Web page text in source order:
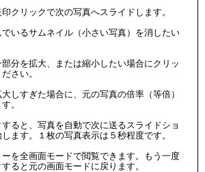
クリックで次の写真へスライドします。
いるサムネイル（小さい写真）を消したい
分を拡大、または縮小したい場合にクリッ
さい。
しすぎた場合に、元の写真の倍率（等倍）
。
すると、写真を自動で次に送るスライドショ
ます。１枚の写真表示は５秒程度です。
ーを全画面モードで閲覧できます。もう一度
ると元の画面モードに戻ります。